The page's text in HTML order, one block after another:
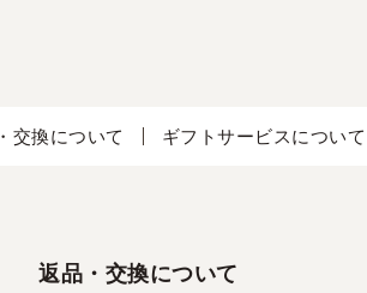
交換について ギフトサービスについて
返品・交換について